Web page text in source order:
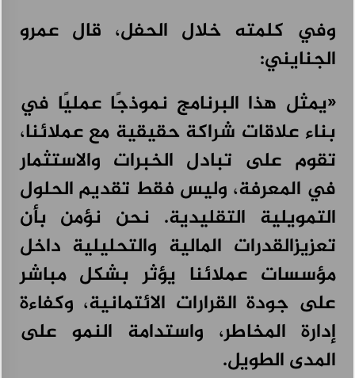
وفي كلمته خلال الحفل، قال عمرو
الجنايني:
«يمثل هذا البرنامج نموذجًا عمليًا في
بناء علاقات شراكة حقيقية مع عملائنا،
تقوم على تبادل الخبرات والاستثمار
في المعرفة، وليس فقط تقديم الحلول
التمويلية التقليدية. نحن نؤمن بأن
تعزيزالقدرات المالية والتحليلية داخل
مؤسسات عملائنا يؤثر بشكل مباشر
على جودة القرارات الائتمانية، وكفاءة
إدارة المخاطر، واستدامة النمو على
المدى الطويل.